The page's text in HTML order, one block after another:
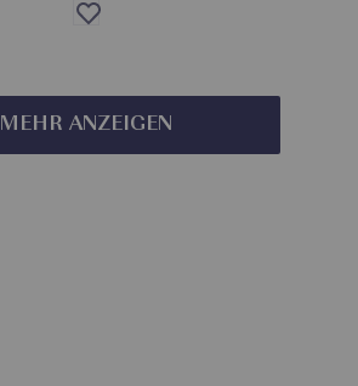
Auf
die
MEHR ANZEIGEN